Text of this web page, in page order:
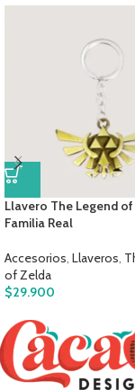
Llavero The Legend
Familia Real
Accesorios, Llaveros,
of Zelda
$29.900